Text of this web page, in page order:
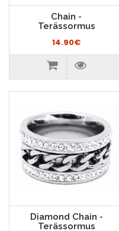
Chain -
Terässormus
14.90€
Diamond Chain -
Terässormus